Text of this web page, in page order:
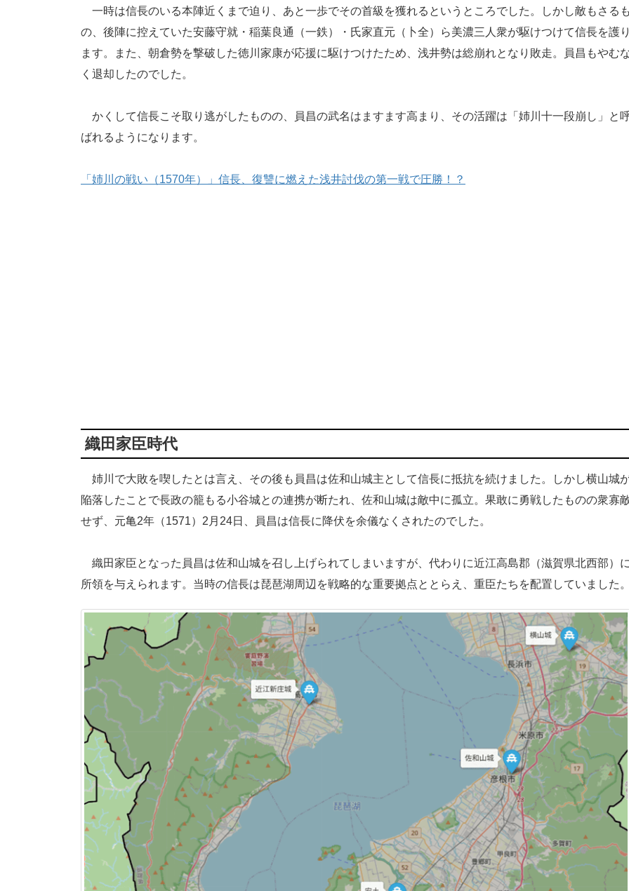
一時は信長のいる本陣近くまで迫り、あと一歩でその首級を獲れるというところでした。しかし敵もさるも
の、後陣に控えていた安藤守就・稲葉良通（一鉄）・氏家直元（卜全）ら美濃三人衆が駆けつけて信長を護り
ます。また、朝倉勢を撃破した徳川家康が応援に駆けつけたため、浅井勢は総崩れとなり敗走。員昌もやむ
く退却したのでした。
かくして信長こそ取り逃がしたものの、員昌の武名はますます高まり、その活躍は「姉川十一段崩し」と
ばれるようになります。
「姉川の戦い（1570年）」信長、復讐に燃えた浅井討伐の第一戦で圧勝！？
織田家臣時代
姉川で大敗を喫したとは言え、その後も員昌は佐和山城主として信長に抵抗を続けました。しかし横山城
陥落したことで長政の籠もる小谷城との連携が断たれ、佐和山城は敵中に孤立。果敢に勇戦したものの衆寡
せず、元亀2年（1571）2月24日、員昌は信長に降伏を余儀なくされたのでした。
織田家臣となった員昌は佐和山城を召し上げられてしまいますが、代わりに近江高島郡（滋賀県北西部）に
所領を与えられます。当時の信長は琵琶湖周辺を戦略的な重要拠点ととらえ、重臣たちを配置していました。